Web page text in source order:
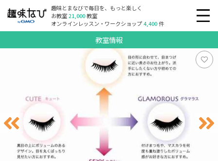
趣味とまなびで毎日を、もっと楽しく
お教室21,000教室
オンラインレッスン・ワークショップ4,400件
教室情報